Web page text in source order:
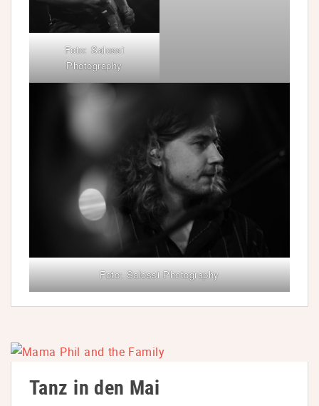
Foto: Salossi
Photography
Foto: Salossi Photography
Tanz in den Mai